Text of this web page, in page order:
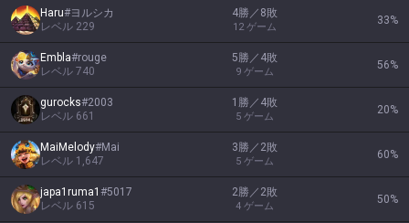
Haru#ヨルシカ
レベル 229
4勝／8敗
12 ゲーム
33%
Embla#rouge
レベル 740
5勝／4敗
9 ゲーム
56%
gurocks#2003
レベル 661
1勝／4敗
5 ゲーム
20%
MaiMelody#Mai
レベル 1,647
3勝／2敗
5 ゲーム
60%
japa1ruma1 #5017
レベル 615
2勝／2敗
4 ゲーム
50%